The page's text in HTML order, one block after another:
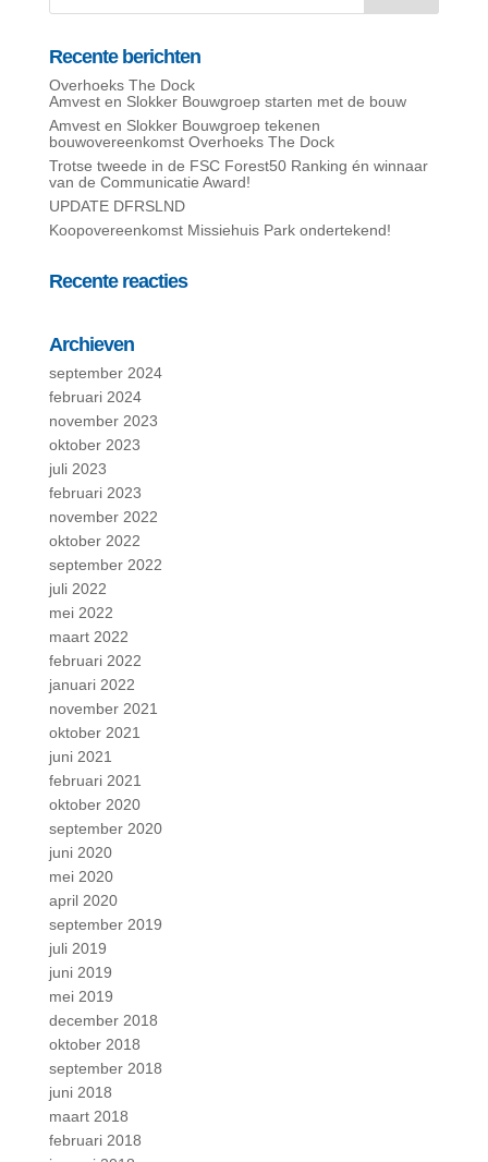
Recente berichten
Overhoeks The Dock
Amvest en Slokker Bouwgroep starten met de bouw
Amvest en Slokker Bouwgroep tekenen
bouwovereenkomst Overhoeks The Dock
Trotse tweede in de FSC Forest50 Ranking én winnaar
van de Communicatie Award!
UPDATE DFRSLND
Koopovereenkomst Missiehuis Park ondertekend!
Recente reacties
Archieven
september 2024
februari 2024
november 2023
oktober 2023
juli 2023
februari 2023
november 2022
oktober 2022
september 2022
juli 2022
mei 2022
maart 2022
februari 2022
januari 2022
november 2021
oktober 2021
juni 2021
februari 2021
oktober 2020
september 2020
juni 2020
mei 2020
april 2020
september 2019
juli 2019
juni 2019
mei 2019
december 2018
oktober 2018
september 2018
juni 2018
maart 2018
februari 2018